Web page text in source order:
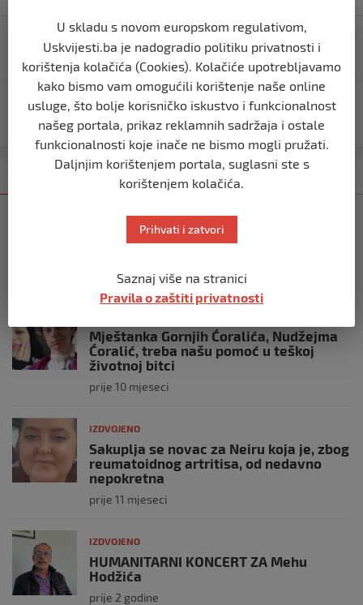
Navigacija
objava
Hana Piralić:Uspješna bišćanka na Terezijanskoj
vojnoj akademiji u Republici Austriji.
Ministrima i zastupnicima povećane plate 500 KM, a
najniže penzije 14,35 KM
Najnovije
IZDVOJENO
Vrhunska PVC i ALU stolarija
prije 3 mjeseca
Mještanka Gornjih Ćoralića, Nudžejma
Ćoralić, treba našu pomoć u teškoj
životnoj bitci
prije 10 mjeseci
IZDVOJENO
Sakuplja se novac za Neiru koja je, zbog
reumatoidnog artritisa, od nedavno
nepokretna
prije 11 mjeseci
IZDVOJENO
HUMANITARNI KONCERT ZA Mehu
Hodžića
prije 2 godine
U skladu s novom europskom regulativom,
Uskvijesti.ba je nadogradio politiku privatnosti i
korištenja kolačića (Cookies). Kolačiće upotrebljavamo
kako bismo vam omogućili korištenje naše online
usluge, što bolje korisničko iskustvo i funkcionalnost
našeg portala, prikaz reklamnih sadržaja i ostale
funkcionalnosti koje inače ne bismo mogli pružati.
Daljnjim korištenjem portala, suglasni ste s
korištenjem kolačića.
Prihvati i zatvori
Saznaj više na stranici
Pravila o zaštiti privatnosti